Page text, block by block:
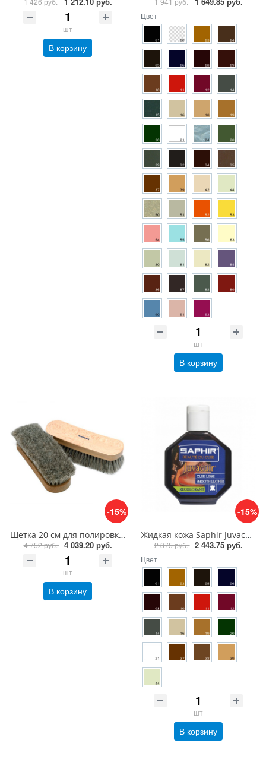
шт
В корзину
Цвет
шт
В корзину
-15%
Щетка 20 см для полировки из ценных пород дерева Saphir Brosse Crin de Cheval Naturel
4 752 руб. 4 039.20 руб.
шт
В корзину
-15%
Жидкая кожа Saphir Juvacuir крем краситель, 75 мл
2 875 руб. 2 443.75 руб.
Цвет
шт
В корзину